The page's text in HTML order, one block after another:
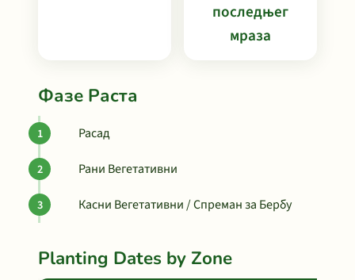
последњег
мраза
Фазе Раста
Расад
Рани Вегетативни
Касни Вегетативни / Спреман за Бербу
Planting Dates by Zone